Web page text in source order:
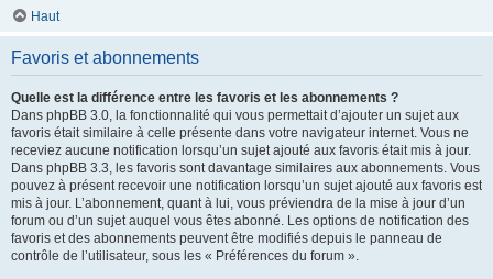
Haut
Favoris et abonnements
Quelle est la différence entre les favoris et les abonnements ?
Dans phpBB 3.0, la fonctionnalité qui vous permettait d’ajouter un sujet aux
favoris était similaire à celle présente dans votre navigateur internet. Vous ne
receviez aucune notification lorsqu’un sujet ajouté aux favoris était mis à jour.
Dans phpBB 3.3, les favoris sont davantage similaires aux abonnements. Vous
pouvez à présent recevoir une notification lorsqu’un sujet ajouté aux favoris est
mis à jour. L’abonnement, quant à lui, vous préviendra de la mise à jour d’un
forum ou d’un sujet auquel vous êtes abonné. Les options de notification des
favoris et des abonnements peuvent être modifiés depuis le panneau de
contrôle de l’utilisateur, sous les « Préférences du forum ».